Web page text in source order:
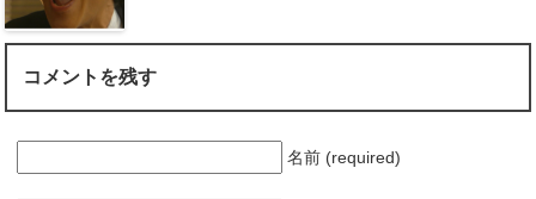
コメントを残す
名前 (required)